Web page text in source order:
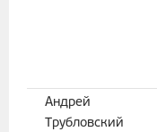
Андрей
Трубловский